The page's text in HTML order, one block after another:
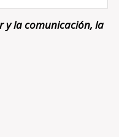
y la comunicación, la